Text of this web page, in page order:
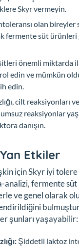
Skyr vermeyin.
olan bireyler
fermente süt ürünleri
önemli miktarda
edin ve mümkün
edin.
cilt reaksiyonları
reaksiyonlar
danışın.
Etkiler
için Skyr iyi
analizi, fermente
ve genel olarak
şunları yaşayabilir:
Şiddetli laktoz